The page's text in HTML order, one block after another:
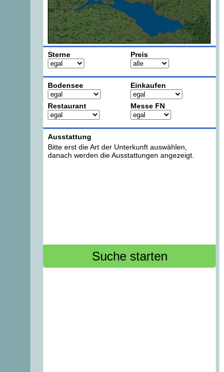
Sterne Preis
Bodensee Einkaufen
Restaurant Messe FN
Ausstattung
Bitte erst die Art der Unterkunft auswählen,
danach werden die Ausstattungen angezeigt.